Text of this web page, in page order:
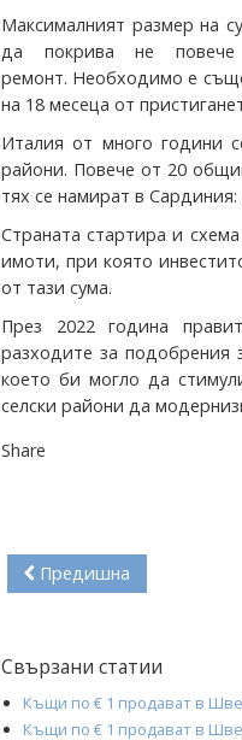
Максималният размер на
да покрива не
ремонт. Необходимо е
на 18 месеца от
Италия от много години
райони. Повече от 20
тях се намират в
Страната стартира и
имоти, при която
от тази сума.
През 2022 година
разходите за подобрения
което би могло да
селски райони да
Share
Предишна
Свързани статии
Къщи по € 1 продават в
Къщи по € 1 продават в